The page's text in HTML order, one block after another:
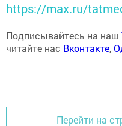
https://max.ru/
Подписывайтесь на наш
читайте нас Вконтакте,
Перейти на